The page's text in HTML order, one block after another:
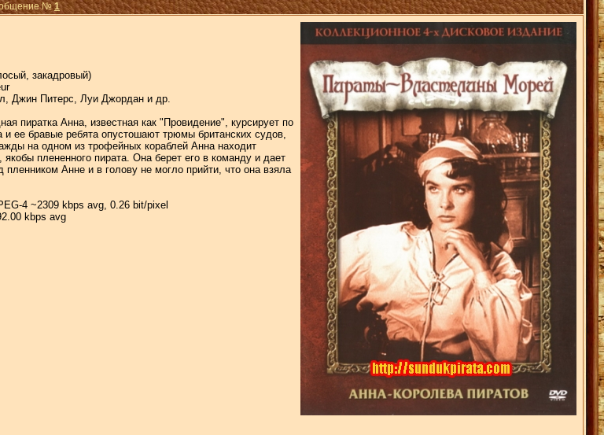
№1
закадровый)
Джин Питерс, Луи Джордан и др.
пиратка Анна, известная как "Провидение", курсирует по
ее бравые ребята опустошают трюмы британских судов,
на одном из трофейных кораблей Анна находит
плененного пирата. Она берет его в команду и дает
Анне и в голову не могло прийти, что она взяла
4 ~2309 kbps avg, 0.26 bit/pixel
kbps avg